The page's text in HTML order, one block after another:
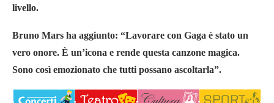
livello.
Bruno Mars ha aggiunto: “Lavorare con Gaga è stato un
vero onore. È un’icona e rende questa canzone magica.
Sono così emozionato che tutti possano ascoltarla”.